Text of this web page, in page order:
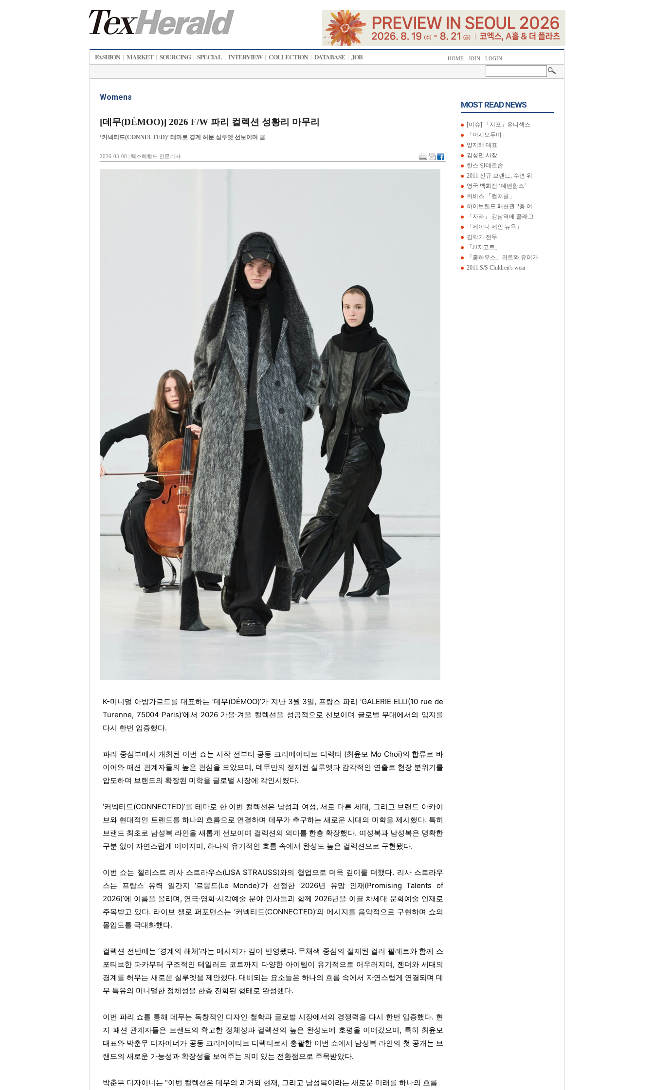
FASHION | MARKET | SOURCING | SPECIAL | INTERVIEW | COLLECTION | DATABASE | JOB HOME JOIN LOGIN
Womens
[데무(DÉMOO)] 2026 F/W 파리 컬렉션 성황리 마무리
‘커넥티드(CONNECTED)’ 테마로 경계 허문 실루엣 선보이며 글
2026-03-08 | 텍스헤럴드 전문기자
K-미니멀 아방가르드를 대표하는 ‘데무(DÉMOO)’가 지난 3월 3일, 프랑스 파리 'GALERIE ELLI(10 rue de
Turenne, 75004 Paris)’에서 2026 가을·겨울 컬렉션을 성공적으로 선보이며 글로벌 무대에서의 입지를
다시 한번 입증했다.
파리 중심부에서 개최된 이번 쇼는 시작 전부터 공동 크리에이티브 디렉터 (최윤모 Mo Choi)의 합류로 바
이어와 패션 관계자들의 높은 관심을 모았으며, 데무만의 정제된 실루엣과 감각적인 연출로 현장 분위기를
압도하며 브랜드의 확장된 미학을 글로벌 시장에 각인시켰다.
‘커넥티드(CONNECTED)’를 테마로 한 이번 컬렉션은 남성과 여성, 서로 다른 세대, 그리고 브랜드 아카이
브와 현대적인 트렌드를 하나의 흐름으로 연결하며 데무가 추구하는 새로운 시대의 미학을 제시했다. 특히
브랜드 최초로 남성복 라인을 새롭게 선보이며 컬렉션의 의미를 한층 확장했다. 여성복과 남성복은 명확한
구분 없이 자연스럽게 이어지며, 하나의 유기적인 흐름 속에서 완성도 높은 컬렉션으로 구현됐다.
이번 쇼는 첼리스트 리사 스트라우스(LISA STRAUSS)와의 협업으로 더욱 깊이를 더했다. 리사 스트라우
스는 프랑스 유력 일간지 ‘르몽드(Le Monde)’가 선정한 ‘2026년 유망 인재(Promising Talents of
2026)’에 이름을 올리며, 연극·영화·시각예술 분야 인사들과 함께 2026년을 이끌 차세대 문화예술 인재로
주목받고 있다. 라이브 첼로 퍼포먼스는 ‘커넥티드(CONNECTED)’의 메시지를 음악적으로 구현하며 쇼의
몰입도를 극대화했다.
컬렉션 전반에는 ‘경계의 해체’라는 메시지가 깊이 반영됐다. 무채색 중심의 절제된 컬러 팔레트와 함께 스
포티브한 파카부터 구조적인 테일러드 코트까지 다양한 아이템이 유기적으로 어우러지며, 젠더와 세대의
경계를 허무는 새로운 실루엣을 제안했다. 대비되는 요소들은 하나의 흐름 속에서 자연스럽게 연결되며 데
무 특유의 미니멀한 정체성을 한층 진화된 형태로 완성했다.
이번 파리 쇼를 통해 데무는 독창적인 디자인 철학과 글로벌 시장에서의 경쟁력을 다시 한번 입증했다. 현
지 패션 관계자들은 브랜드의 확고한 정체성과 컬렉션의 높은 완성도에 호평을 이어갔으며, 특히 최윤모
대표와 박춘무 디자이너가 공동 크리에이티브 디렉터로서 총괄한 이번 쇼에서 남성복 라인의 첫 공개는 브
랜드의 새로운 가능성과 확장성을 보여주는 의미 있는 전환점으로 주목받았다.
박춘무 디자이너는 “이번 컬렉션은 데무의 과거와 현재, 그리고 남성복이라는 새로운 미래를 하나의 흐름
MOST READ NEWS
[이슈] 「지포」유니섹스
「마시모두띠」
양지해 대표
김성민 사장
한스 안데르손
2011 신규 브랜드, 수면 위
영국 백화점 ‘데벤함스’
위비스 「컬쳐콜」
하이브랜드 패션관 2층 여
「자라」 강남역에 플래그
「제이니 제인 뉴욕」
김락기 전무
「JJ지고트」
「홀하우스」위트와 유머가
2011 S/S Children's wear